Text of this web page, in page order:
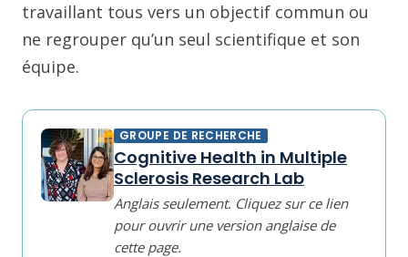
travaillant tous vers un objectif commun ou
ne regrouper qu’un seul scientifique et son
équipe.
GROUPE DE RECHERCHE
Cognitive Health in Multiple
Sclerosis Research Lab
Anglais seulement. Cliquez sur ce lien
pour ouvrir une version anglaise de
cette page.